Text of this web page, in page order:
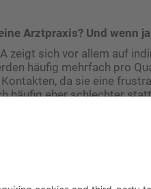
Arztpraxis? Und wenn
zeigt sich vor allem auf
häufig mehrfach pro
da sie eine
häufig eher schlechter
können Sie
Ihre Praxisabläufe deutlich
warten?